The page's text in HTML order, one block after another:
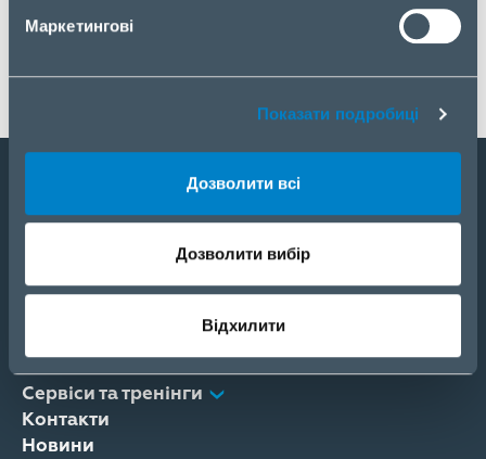
Маркетингові
Показати подробиці
Дозволити всі
Дозволити вибір
Відхилити
Портфель
Рішення
Сервіси та тренінги
Контакти
Новини